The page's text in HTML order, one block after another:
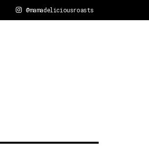
@mamadeliciousroasts